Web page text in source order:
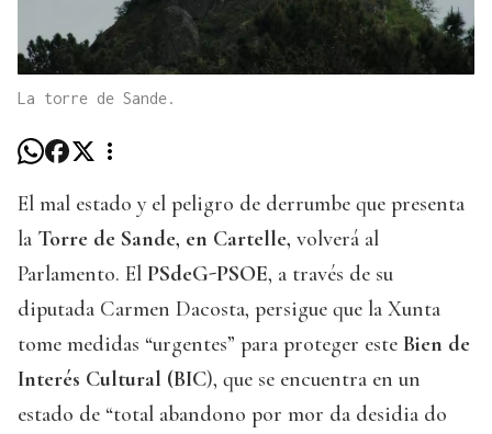
La torre de Sande.
El mal estado y el peligro de derrumbe que presenta
la Torre de Sande, en Cartelle, volverá al
Parlamento. El PSdeG-PSOE, a través de su
diputada Carmen Dacosta, persigue que la Xunta
tome medidas “urgentes” para proteger este Bien de
Interés Cultural (BIC), que se encuentra en un
estado de “total abandono por mor da desidia do